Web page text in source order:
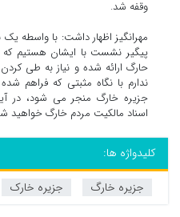
وقفه شد.
مهرانگیز اظهار داشت: با واسطه یک
پیگیر نشست با ایشان هستیم
حارگ ارائه شده و نیاز به طی
ندارم با نگاه مثبتی که فراهم
جزیره خارگ منجر می شود، در
اسناد مالکیت مردم خارگ خواهید
کلیدواژه ها:
جزیره خارگ
جزیره خارک